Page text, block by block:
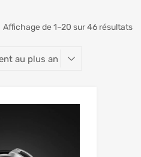
Affichage de 1–20 sur 46 résultats